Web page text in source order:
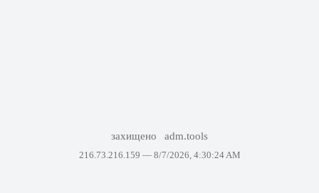
захищено adm.tools
216.73.216.159 — 8/7/2026, 4:30:24 AM